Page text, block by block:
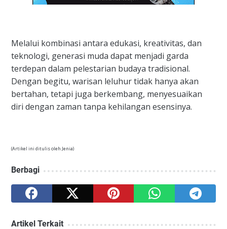
Melalui kombinasi antara edukasi, kreativitas, dan
teknologi, generasi muda dapat menjadi garda
terdepan dalam pelestarian budaya tradisional.
Dengan begitu, warisan leluhur tidak hanya akan
bertahan, tetapi juga berkembang, menyesuaikan
diri dengan zaman tanpa kehilangan esensinya.
(Artikel ini ditulis oleh Jenia)
Berbagi
Artikel Terkait